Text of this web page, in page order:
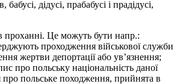
дідусі, прабабусі і прадідусі,
проханні. Це можуть бути напр.:
проходження військової служби
жертви депортації або ув’язнення;
про польську національність даної
про польське походження, прийнята в